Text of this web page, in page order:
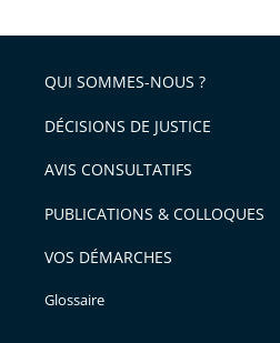
l'article
pour
avant
QUI SOMMES-NOUS ?
DÉCISIONS DE JUSTICE
AVIS CONSULTATIFS
PUBLICATIONS & COLLOQUES
VOS DÉMARCHES
Glossaire